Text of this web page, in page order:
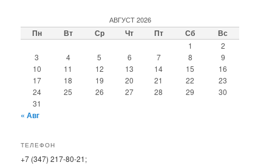
АВГУСТ 2026
Пн Вт Ср Чт Пт Сб Вс
1
2
3
4 5 6 7 8
9
10
11 12 13 14 15
16
17
18 19 20 21 22
23
24
25 26 27 28 29
30
31
« Авг
ТЕЛЕФОН
+7 (347) 217-80-21;